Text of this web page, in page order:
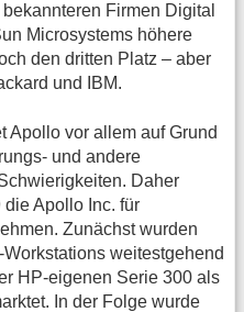
Firmen Digital
Microsystems höhere
den dritten Platz – aber
und IBM.
Apollo vor allem auf Grund
und andere
Daher
Apollo Inc. für
Zunächst wurden
weitestgehend
HP-eigenen Serie 300 als
In der Folge wurde